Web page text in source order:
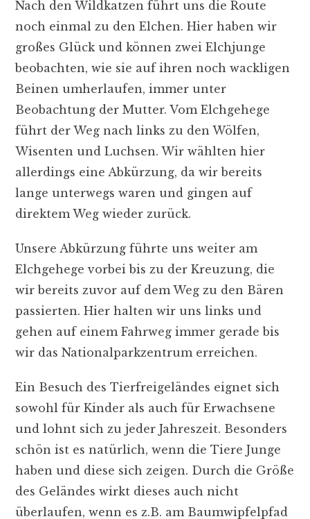
Nach den Wildkatzen führt uns die Route
noch einmal zu den Elchen. Hier haben wir
großes Glück und können zwei Elchjunge
beobachten, wie sie auf ihren noch wackligen
Beinen umherlaufen, immer unter
Beobachtung der Mutter. Vom Elchgehege
führt der Weg nach links zu den Wölfen,
Wisenten und Luchsen. Wir wählten hier
allerdings eine Abkürzung, da wir bereits
lange unterwegs waren und gingen auf
direktem Weg wieder zurück.
Unsere Abkürzung führte uns weiter am
Elchgehege vorbei bis zu der Kreuzung, die
wir bereits zuvor auf dem Weg zu den Bären
passierten. Hier halten wir uns links und
gehen auf einem Fahrweg immer gerade bis
wir das Nationalparkzentrum erreichen.
Ein Besuch des Tierfreigeländes eignet sich
sowohl für Kinder als auch für Erwachsene
und lohnt sich zu jeder Jahreszeit. Besonders
schön ist es natürlich, wenn die Tiere Junge
haben und diese sich zeigen. Durch die Größe
des Geländes wirkt dieses auch nicht
überlaufen, wenn es z.B. am Baumwipfelpfad